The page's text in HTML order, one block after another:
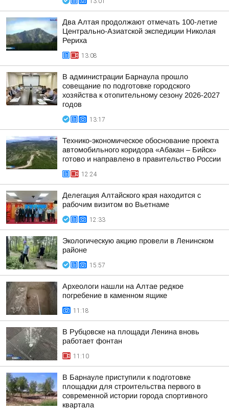
Два Алтая продолжают отмечать 100-летие
Центрально-Азиатской экспедиции Николая
Рериха
13:08
В администрации Барнаула прошло
совещание по подготовке городского
хозяйства к отопительному сезону 2026-2027
годов
13:17
Технико-экономическое обоснование проекта
автомобильного коридора «Абакан – Бийск»
готово и направлено в правительство России
12:24
Делегация Алтайского края находится с
рабочим визитом во Вьетнаме
12:33
Экологическую акцию провели в Ленинском
районе
15:57
Археологи нашли на Алтае редкое
погребение в каменном ящике
11:18
В Рубцовске на площади Ленина вновь
работает фонтан
11:10
В Барнауле приступили к подготовке
площадки для строительства первого в
современной истории города спортивного
квартала